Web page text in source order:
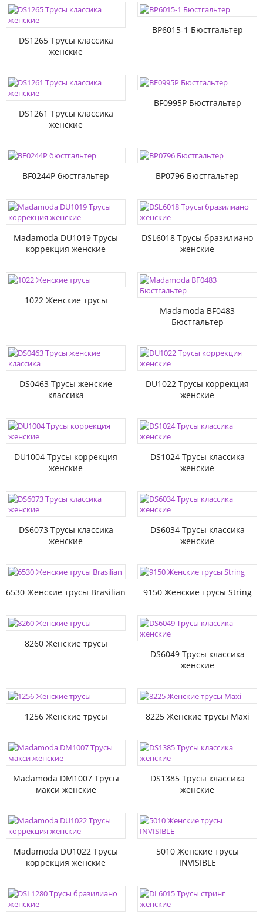
DS1265 Трусы классика
женские
BP6015-1 Бюстгальтер
DS1261 Трусы классика
женские
BF0995P Бюстгальтер
BF0244P бюстгальтер BP0796 Бюстгальтер
Madamoda DU1019 Трусы
коррекция женские
DSL6018 Трусы бразилиано
женские
1022 Женские трусы
Madamoda BF0483
Бюстгальтер
DS0463 Трусы женские
классика
DU1022 Трусы коррекция
женские
DU1004 Трусы коррекция
женские
DS1024 Трусы классика
женские
DS6073 Трусы классика
женские
DS6034 Трусы классика
женские
6530 Женские трусы Brasilian 9150 Женские трусы String
8260 Женские трусы
DS6049 Трусы классика
женские
1256 Женские трусы 8225 Женские трусы Maxi
Madamoda DM1007 Трусы
макси женские
DS1385 Трусы классика
женские
Madamoda DU1022 Трусы
коррекция женские
5010 Женские трусы
INVISIBLE